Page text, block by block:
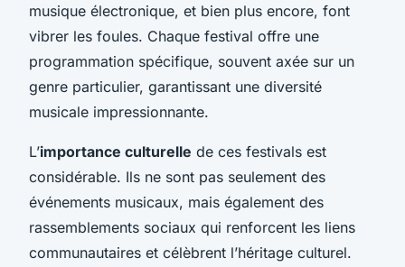
musique électronique, et bien plus encore, font
vibrer les foules. Chaque festival offre une
programmation spécifique, souvent axée sur un
genre particulier, garantissant une diversité
musicale impressionnante.
L’importance culturelle de ces festivals est
considérable. Ils ne sont pas seulement des
événements musicaux, mais également des
rassemblements sociaux qui renforcent les liens
communautaires et célèbrent l’héritage culturel.